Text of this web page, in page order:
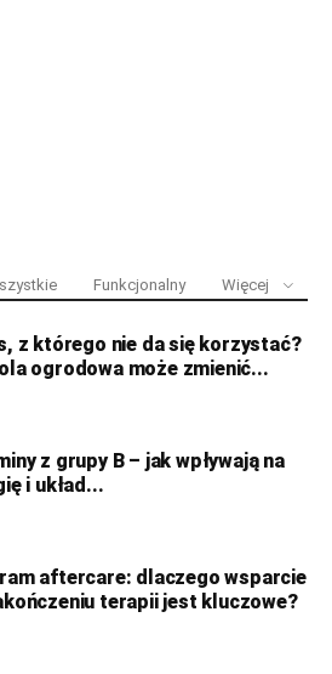
Funkcjonalny Więcej
z którego nie da się korzystać?
ogrodowa może zmienić...
z grupy B – jak wpływają na
i układ...
aftercare: dlaczego wsparcie
terapii jest kluczowe?